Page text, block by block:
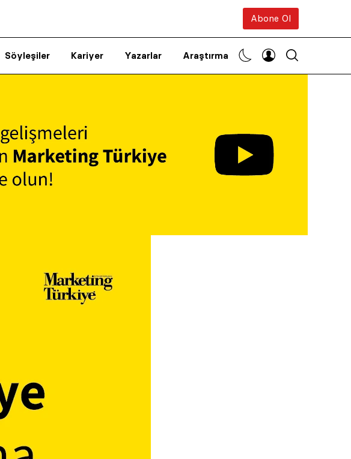
Abone Ol
Söyleşiler Kariyer Yazarlar Araştırma